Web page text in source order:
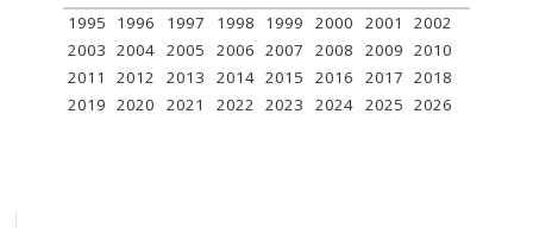
1995 1996 1997 1998 1999 2000 2001
2002
2003 2004 2005 2006 2007 2008 2009 2010
2011
2012 2013 2014 2015 2016 2017 2018
2019 2020 2021 2022 2023 2024 2025 2026